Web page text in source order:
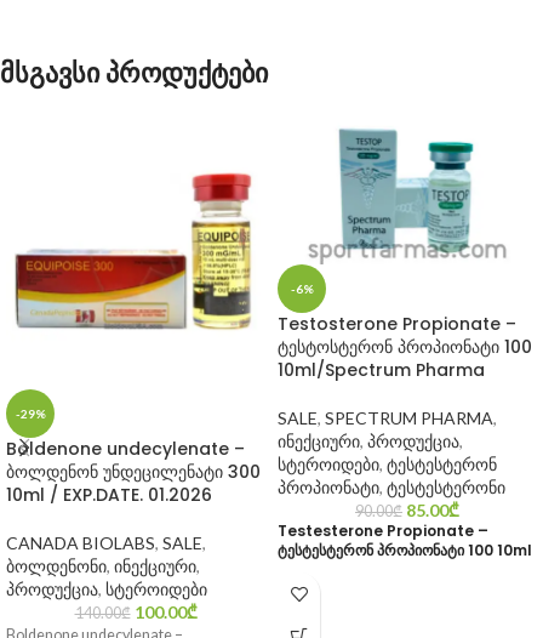
მსგავსი პროდუქტები
-29%
Boldenone undecylenate –
ბოლდენონ უნდეცილენატი 300
10ml / EXP.DATE. 01.2026
CANADA BIOLABS, SALE,
ბოლდენონი, ინექციური,
პროდუქცია, სტეროიდები
140.00₾ 100.00₾
-6%
Testosterone Propionate –
ტესტოსტერონ პროპიონატი 100
10ml/Spectrum Pharma
SALE, SPECTRUM PHARMA,
ინექციური, პროდუქცია,
სტეროიდები, ტესტესტერონ
პროპიონატი, ტესტესტერონი
90.00₾ 85.00₾
Testesterone Propionate –
ტესტესტერონ პროპიონატი 100 10ml